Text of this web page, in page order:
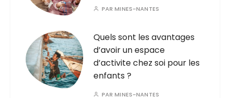
PARMINES-NANTES
Quels sont les avantages
d’avoir un espace
d’activite chez soi pour les
enfants ?
PARMINES-NANTES